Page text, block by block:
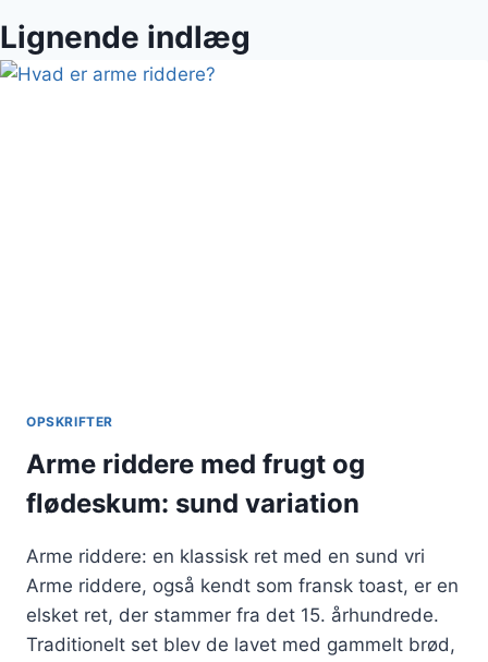
Lignende indlæg
OPSKRIFTER
Arme riddere med frugt og
flødeskum: sund variation
Arme riddere: en klassisk ret med en sund vri
Arme riddere, også kendt som fransk toast, er en
elsket ret, der stammer fra det 15. århundrede.
Traditionelt set blev de lavet med gammelt brød,